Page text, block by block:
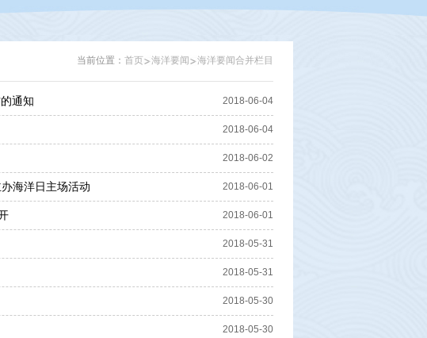
当前位置： 首页 海洋要闻 海洋要闻合并栏目
通知 2018-06-04
2018-06-04
2018-06-02
海洋日主场活动 2018-06-01
2018-06-01
2018-05-31
2018-05-31
2018-05-30
2018-05-30